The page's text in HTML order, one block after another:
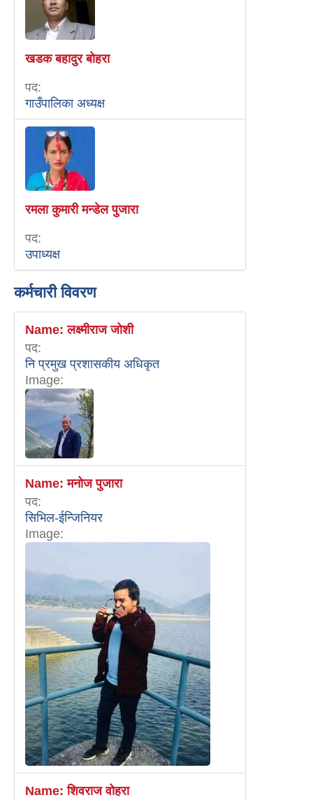
खडक बहादुर बोहरा
पद:
गाउँपालिका अध्यक्ष
रमला कुमारी मन्डेल पुजारा
पद:
उपाध्यक्ष
कर्मचारी विवरण
Name:लक्ष्मीराज जोशी
पद:
नि प्रमुख प्रशासकीय अधिकृत
Image:
Name:मनोज पुजारा
पद:
सिभिल-ईन्जिनियर
Image:
Name:शिवराज वोहरा